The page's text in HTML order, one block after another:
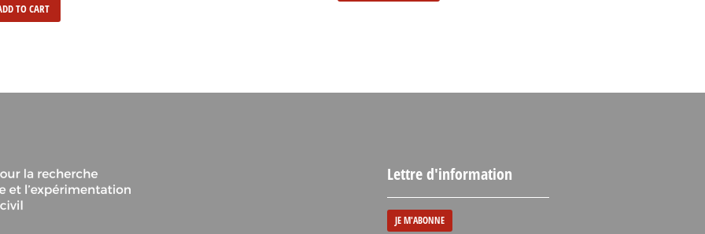
TO CART
Lettre d'information
JE M'ABONNE